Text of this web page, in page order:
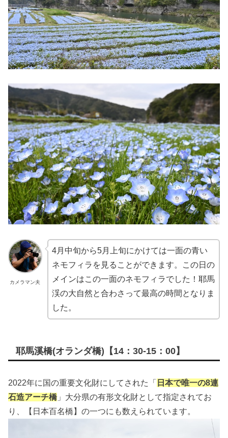
カメラマン夫
4月中旬から5月上旬にかけては一面の青い
ネモフィラを見ることができます。この日の
メインはこの一面のネモフィラでした！耶馬
渓の大自然と合わさって最高の時間となりま
した。
耶馬溪橋(オランダ橋)【14：30-15：00】
2022年に国の重要文化財にしてされた「 日本で唯一の8連
石造アーチ橋」大分県の有形文化財として指定されてお
り、【日本百名橋】の一つにも数えられています。